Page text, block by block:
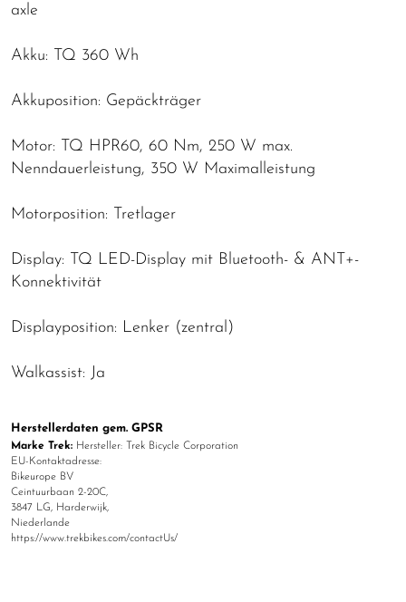
axle
Akku: TQ 360 Wh
Akkuposition: Gepäckträger
Motor: TQ HPR60, 60 Nm, 250 W max.
Nenndauerleistung, 350 W Maximalleistung
Motorposition: Tretlager
Display: TQ LED-Display mit Bluetooth- & ANT+-
Konnektivität
Displayposition: Lenker (zentral)
Walkassist: Ja
Herstellerdaten gem. GPSR
Marke Trek: Hersteller: Trek Bicycle Corporation
EU-Kontaktadresse:
Bikeurope BV
Ceintuurbaan 2-20C,
3847 LG, Harderwijk,
Niederlande
https://www.trekbikes.com/contactUs/